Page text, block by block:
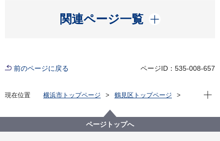
関連ページ一覧
開く
前のページに戻る ページID：535-008-657
現在位置 横浜市トップページ
鶴見区トップページ
地域福祉施設
地域ケアプラザ紹介
現在
ページトップへ